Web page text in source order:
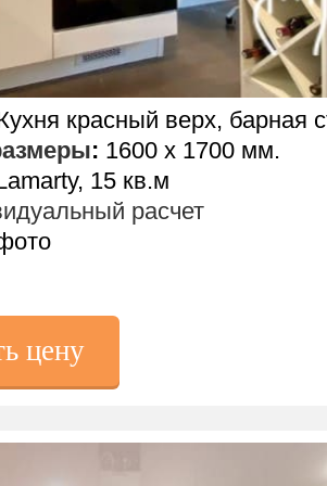
цену
красный верх, барная
: 1600 х 1700 мм.
15 кв.м
расчет